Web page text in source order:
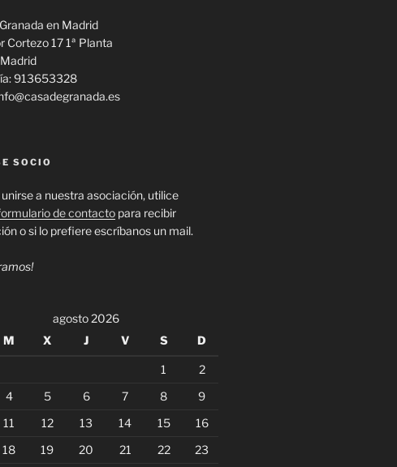
en Madrid
Cortezo 17 1ª Planta
913653328
SOCIO
a nuestra asociación, utilice
de contactopara recibir
o si lo prefiere escríbanos un mail.
agosto 2026
M X J V S D
1
2
4 5 6 7 8
9
11 12 13 14 15
16
18 19 20 21 22
23